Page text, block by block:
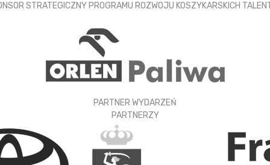
STRATEGICZNY PROGRAMU ROZWOJU KOSZYKARSKICH
PARTNER WYDARZEŃ
PARTNERZY